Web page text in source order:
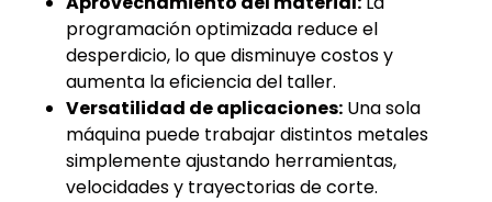
programación optimizada reduce el
desperdicio, lo que disminuye costos y
aumenta la eficiencia del taller.
Versatilidad de aplicaciones: Una sola
máquina puede trabajar distintos metales
simplemente ajustando herramientas,
velocidades y trayectorias de corte.